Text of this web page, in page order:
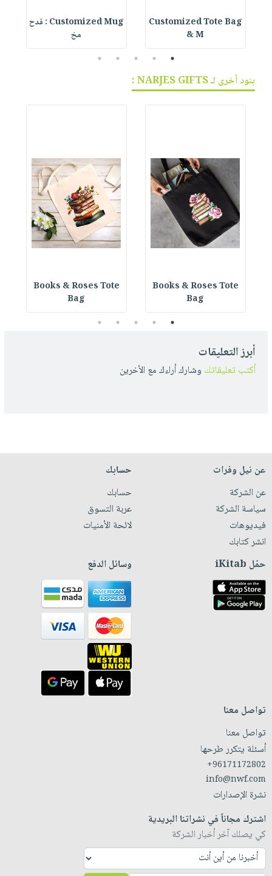
Customized Tote Bag
& M
Customized Mug : قدح
مخ
1
2
3
4
5
بنود أخرى لـ NARJES GIFTS :
Books & Roses Tote
Bag
Books & Roses Tote
Bag
1
2
3
4
5
أبرز التعليقات
أكتب تعليقاتك وشارك أراءك مع الأخرين
عن نيل وفرات
عن الشركة
سياسة الشركة
فيديوهات
انشر كتابك
حسابك
حسابك
عربة التسوق
لائحة الأمنيات
حمّل iKitab وسائل الدفع
تواصل معنا
تواصل معنا
أسئلة يتكرر طرحها
+96171172802
info@nwf.com
نشرة الإصدارات
اشترك مجاناً في نشراتنا البريدية
كي يصلك آخر أخبار الشركة